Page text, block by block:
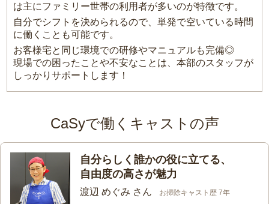
は主にファミリー世帯の利用者が多いのが特徴です。
自分でシフトを決められるので、単発で空いている時間
に働くことも可能です。
お客様宅と同じ環境での研修やマニュアルも完備◎
現場での困ったことや不安なことは、本部のスタッフが
しっかりサポートします！
CaSyで働くキャストの声
自分らしく誰かの役に立てる、
自由度の高さが魅力
渡辺 めぐみ さん お掃除キャスト歴 7年